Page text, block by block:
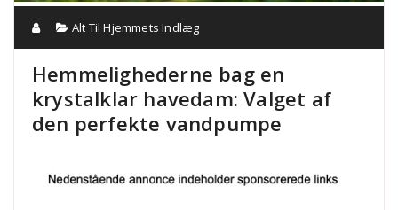
Alt Til Hjemmets Indlæg
Hemmelighederne bag en
krystalklar havedam: Valget af
den perfekte vandpumpe